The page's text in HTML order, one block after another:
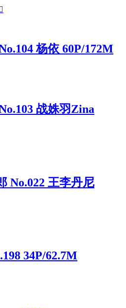

杨依 60P/172M
战姝羽Zina
No.022 王李丹尼
34P/62.7M